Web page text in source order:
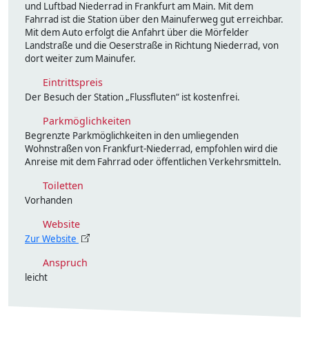
und Luftbad Niederrad in Frankfurt am Main. Mit dem
Fahrrad ist die Station über den Mainuferweg gut erreichbar.
Mit dem Auto erfolgt die Anfahrt über die Mörfelder
Landstraße und die Oeserstraße in Richtung Niederrad, von
dort weiter zum Mainufer.
Eintrittspreis
Der Besuch der Station „Flussfluten“ ist kostenfrei.
Parkmöglichkeiten
Begrenzte Parkmöglichkeiten in den umliegenden
Wohnstraßen von Frankfurt-Niederrad, empfohlen wird die
Anreise mit dem Fahrrad oder öffentlichen Verkehrsmitteln.
Toiletten
Vorhanden
Website
Zur Website
Anspruch
leicht